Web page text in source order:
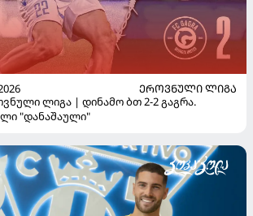
ᲔᲠᲝᲕᲜᲣᲚᲘ ᲚᲘᲒᲐ
ლიგა | დინამო ბთ 2-2 გაგრა.
"დანაშაული"